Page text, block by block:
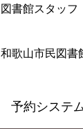
図書館スタッフ
和歌山市民図書
予約システ